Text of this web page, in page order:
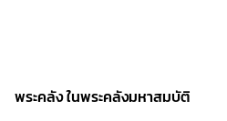
พระคลัง ในพระคลังมหาสมบัติ